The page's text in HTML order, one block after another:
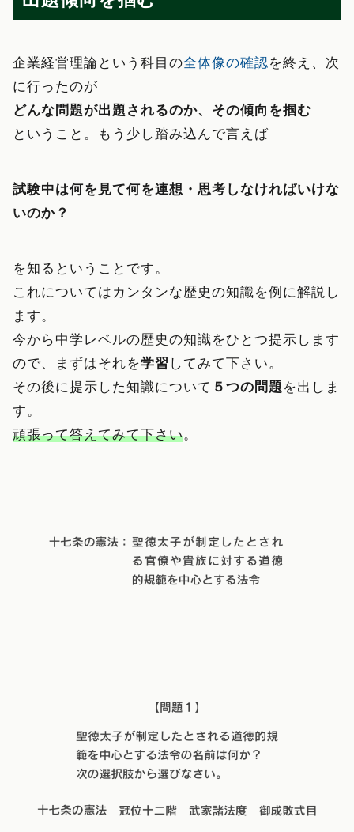
企業経営理論という科目の全体像の確認を終え、次
に行ったのが
どんな問題が出題されるのか、その傾向を掴む
ということ。もう少し踏み込んで言えば
試験中は何を見て何を連想・思考しなければいけな
いのか？
を知るということです。
これについてはカンタンな歴史の知識を例に解説し
ます。
今から中学レベルの歴史の知識をひとつ提示します
ので、まずはそれを学習 してみて下さい。
その後に提示した知識について ５つの問題 を出しま
す。
頑張って答えてみて下さい。